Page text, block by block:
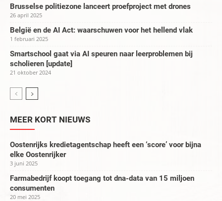
Brusselse politiezone lanceert proefproject met drones
26 april 2025
België en de AI Act: waarschuwen voor het hellend vlak
1 februari 2025
Smartschool gaat via AI speuren naar leerproblemen bij
scholieren [update]
21 oktober 2024
MEER KORT NIEUWS
Oostenrijks kredietagentschap heeft een ‘score’ voor bijna
elke Oostenrijker
3 juni 2025
Farmabedrijf koopt toegang tot dna-data van 15 miljoen
consumenten
20 mei 2025